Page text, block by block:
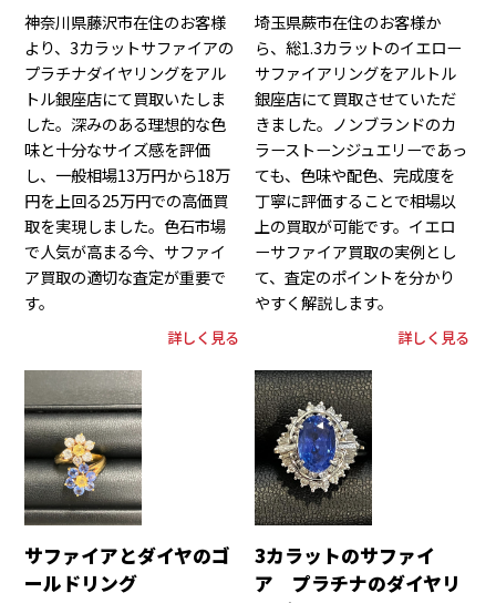
神奈川県藤沢市在住のお客様
より、3カラットサファイアの
プラチナダイヤリングをアル
トル銀座店にて買取いたしま
した。深みのある理想的な色
味と十分なサイズ感を評価
し、一般相場13万円から18万
円を上回る25万円での高価買
取を実現しました。色石市場
で人気が高まる今、サファイ
ア買取の適切な査定が重要で
す。
詳しく見る
埼玉県蕨市在住のお客様か
ら、総1.3カラットのイエロー
サファイアリングをアルトル
銀座店にて買取させていただ
きました。ノンブランドのカ
ラーストーンジュエリーであっ
ても、色味や配色、完成度を
丁寧に評価することで相場以
上の買取が可能です。イエロ
ーサファイア買取の実例とし
て、査定のポイントを分かり
やすく解説します。
詳しく見る
サファイアとダイヤのゴ
ールドリング
3カラットのサファイ
ア プラチナのダイヤリ